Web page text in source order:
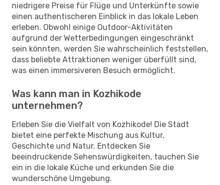
niedrigere Preise für Flüge und Unterkünfte sowie
einen authentischeren Einblick in das lokale Leben
erleben. Obwohl einige Outdoor-Aktivitäten
aufgrund der Wetterbedingungen eingeschränkt
sein könnten, werden Sie wahrscheinlich feststellen,
dass beliebte Attraktionen weniger überfüllt sind,
was einen immersiveren Besuch ermöglicht.
Was kann man in Kozhikode
unternehmen?
Erleben Sie die Vielfalt von Kozhikode! Die Stadt
bietet eine perfekte Mischung aus Kultur,
Geschichte und Natur. Entdecken Sie
beeindruckende Sehenswürdigkeiten, tauchen Sie
ein in die lokale Küche und erkunden Sie die
wunderschöne Umgebung.